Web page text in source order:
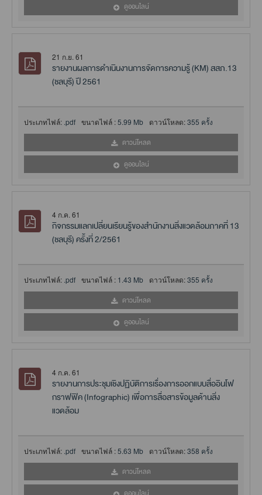
ดูออนไลน์
21 ก.ย. 61
รายงานผลการดำเนินงานการจัดการความรู้ (KM) สสภ.13
(ชลบุรี) ปี 2561
ประเภทไฟล์: .pdf ขนาดไฟล์ :5.99 Mb ดาวน์โหลด:355 ครั้ง
ดาวน์โหลด
ดูออนไลน์
4 ก.ค. 61
กิจกรรมแลกเปลี่ยนเรียนรู้ของสำนักงานสิ่งแวดล้อมภาคที่ 13
(ชลบุรี) ครั้งที่ 2/2561
ประเภทไฟล์: .pdf ขนาดไฟล์ : 1.43 Mb ดาวน์โหลด:355 ครั้ง
ดาวน์โหลด
ดูออนไลน์
4 ก.ค. 61
รายงานการประชุมเชิงปฏิบัติการเรื่องการออกแบบสื่ออินโฟ
กราฟฟิค (Infographic) เพื่อการสื่อสารข้อมูลด้านสิ่ง
แวดล้อม
ประเภทไฟล์: .pdf ขนาดไฟล์ :5.63 Mb ดาวน์โหลด:358 ครั้ง
ดาวน์โหลด